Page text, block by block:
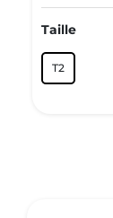
Taille
T2